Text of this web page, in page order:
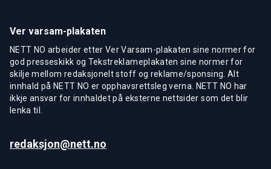
Ver varsam-plakaten
NETT NO arbeider etter Ver Varsam-plakaten sine normer for
god presseskikk og Tekstreklameplakaten sine normer for
skilje mellom redaksjonelt stoff og reklame/sponsing. Alt
innhald på NETT NO er opphavsrettsleg verna. NETT NO har
ikkje ansvar for innhaldet på eksterne nettsider som det blir
lenka til.
redaksjon@nett.no